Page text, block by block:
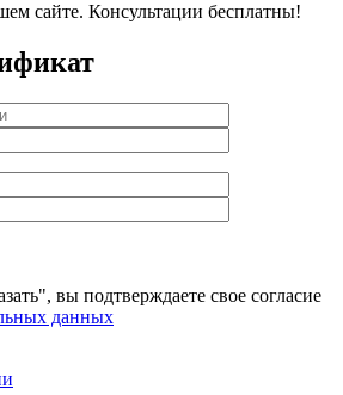
сайте. Консультации бесплатны!
вы подтверждаете свое согласие
данных